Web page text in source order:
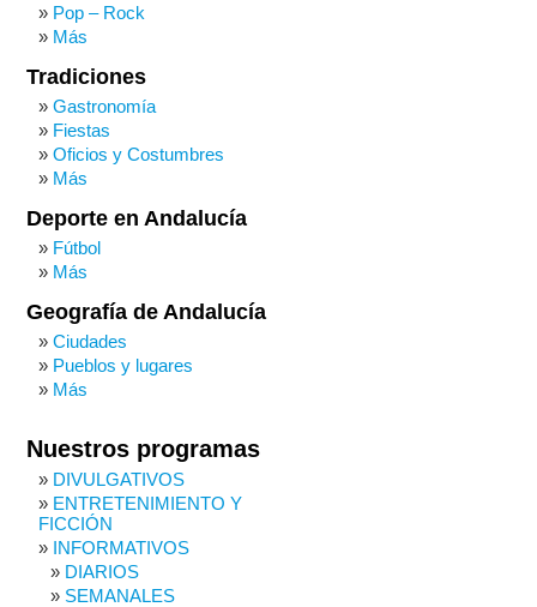
Pop – Rock
Más
Tradiciones
Gastronomía
Fiestas
Oficios y Costumbres
Más
Deporte en Andalucía
Fútbol
Más
Geografía de Andalucía
Ciudades
Pueblos y lugares
Más
Nuestros programas
DIVULGATIVOS
ENTRETENIMIENTO Y
FICCIÓN
INFORMATIVOS
DIARIOS
SEMANALES